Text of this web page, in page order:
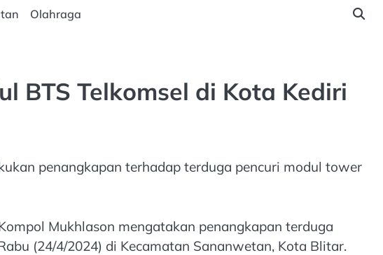
Olahraga
BTS Telkomsel di Kota Kediri
penangkapan terhadap terduga pencuri modul tower
Mukhlason mengatakan penangkapan terduga
(24/4/2024) di Kecamatan Sananwetan, Kota Blitar.